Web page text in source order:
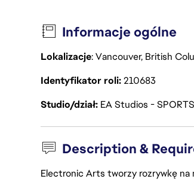
Informacje ogólne
Lokalizacje: Vancouver, British
Identyfikator roli210683
Studio/dział EA Studios - SPORTS
Description &
Electronic Arts tworzy rozrywkę na